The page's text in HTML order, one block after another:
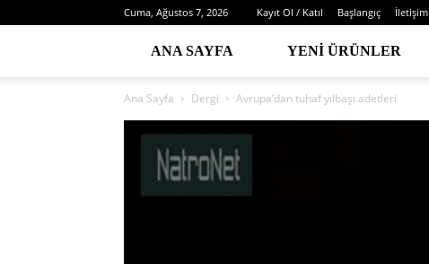
Cuma, Ağustos 7, 2026 Kayıt Ol / Katıl Başlangıç İletişim
ANA SAYFA YENI ÜRÜNLER
Ana Sayfa Dergi Avrupa’dan tuhaf yılbaşı adetleri